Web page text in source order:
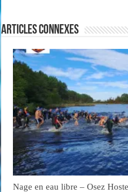
Articles connexes
Nage en eau libre – Osez